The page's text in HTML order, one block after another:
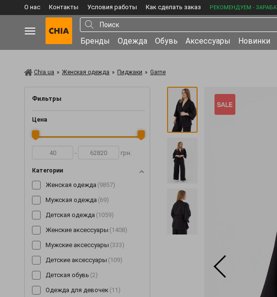
О нас Контакты Условия работы Как сделать заказ РЕКОМЕНДУЕМ -
Бренды Одежда Обувь Аксессуары Новинки
Chia.ua » Женская одежда » Пиджаки » Garne
Фильтры
Цена
- грн.
Категории
Женская одежда (9857)
Мужская одежда (69)
Детская одежда (1059)
Женские аксессуары (1408)
Мужские аксессуары (333)
Детские аксессуары (109)
Детская обувь (2)
Одежда для девочек (11)